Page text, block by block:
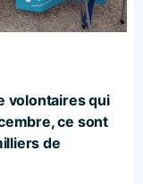
volontaires qui
ce sont
de